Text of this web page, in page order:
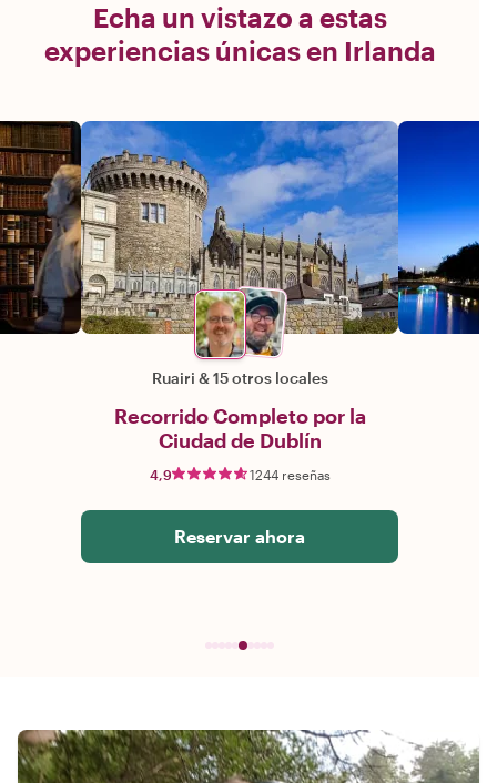
Echa un vistazo a estas
experiencias únicas en Irlanda
Ruairi &15 otros locales
Recorrido Completo por la
Ciudad de Dublín
4,9 1244 reseñas
Reservar ahora